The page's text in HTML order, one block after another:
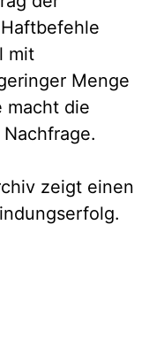
mit
Menge
macht die
zeigt einen